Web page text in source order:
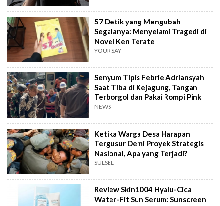
57 Detik yang Mengubah
Segalanya: Menyelami Tragedi di
Novel Ken Terate
YOUR SAY
Senyum Tipis Febrie Adriansyah
Saat Tiba di Kejagung, Tangan
Terborgol dan Pakai Rompi Pink
NEWS
Ketika Warga Desa Harapan
Tergusur Demi Proyek Strategis
Nasional, Apa yang Terjadi?
SULSEL
Review Skin1004 Hyalu-Cica
Water-Fit Sun Serum: Sunscreen